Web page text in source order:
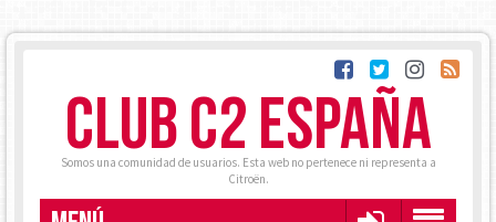
CLUB C2 ESPAÑA
Somos una comunidad de usuarios. Esta web no pertenece ni representa a
Citroën.